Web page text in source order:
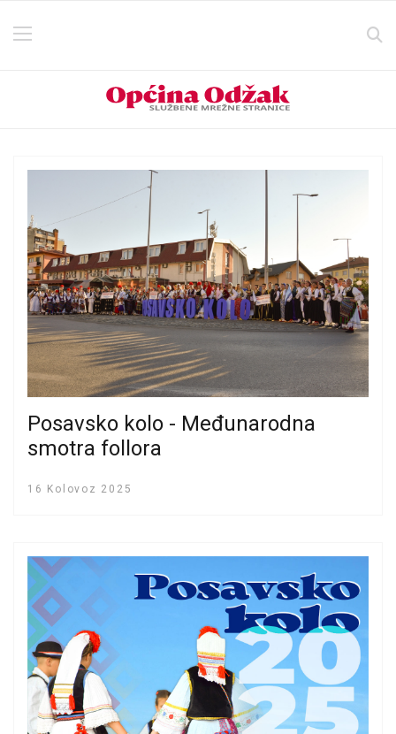
Posavsko kolo - Međunarodna
smotra follora
16 Kolovoz 2025